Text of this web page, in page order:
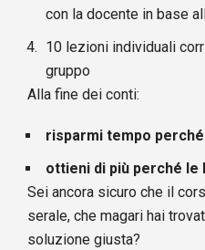
con la docente in base
10 lezioni individuali
gruppo
Alla fine dei conti:
risparmi tempo
ottieni di più perché
Sei ancora sicuro che il
serale, che magari hai
soluzione giusta?